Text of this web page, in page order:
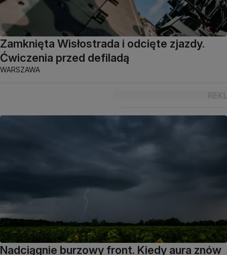
Zamknięta Wisłostrada i odcięte zjazdy.
Ćwiczenia przed defiladą
WARSZAWA
Nadciągnie burzowy front. Kiedy aura znów